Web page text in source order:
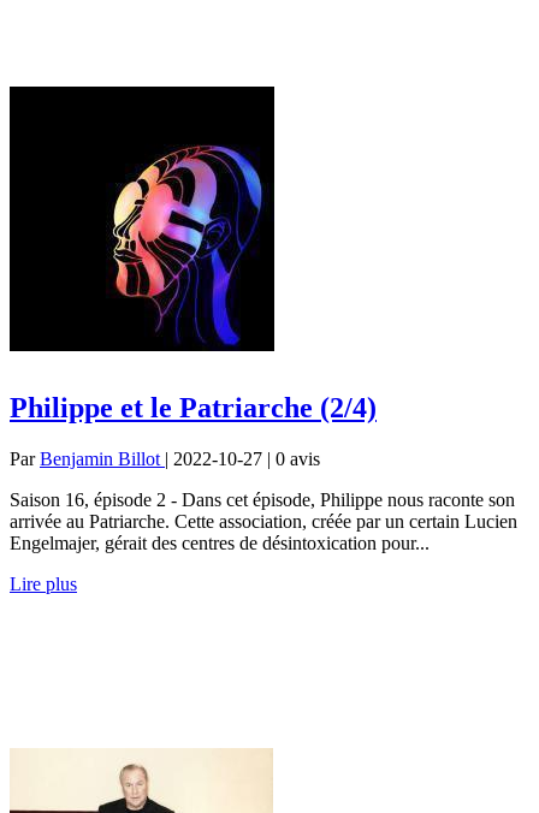
Philippe et le Patriarche (2/4)
ParBenjamin Billot | 2022-10-27 | 0 avis
Saison 16, épisode 2 - Dans cet épisode, Philippe nous raconte son
arrivée au Patriarche. Cette association, créée par un certain Lucien
Engelmajer, gérait des centres de désintoxication pour...
Lire plus